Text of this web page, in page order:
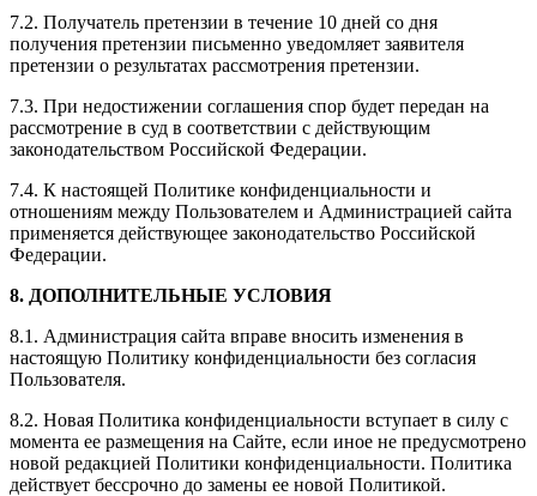
7.2. Получатель претензии в течение 10 дней со дня
получения претензии письменно уведомляет заявителя
претензии о результатах рассмотрения претензии.
7.3. При недостижении соглашения спор будет передан на
рассмотрение в суд в соответствии с действующим
законодательством Российской Федерации.
7.4. К настоящей Политике конфиденциальности и
отношениям между Пользователем и Администрацией сайта
применяется действующее законодательство Российской
Федерации.
8. ДОПОЛНИТЕЛЬНЫЕ УСЛОВИЯ
8.1. Администрация сайта вправе вносить изменения в
настоящую Политику конфиденциальности без согласия
Пользователя.
8.2. Новая Политика конфиденциальности вступает в силу с
момента ее размещения на Сайте, если иное не предусмотрено
новой редакцией Политики конфиденциальности. Политика
действует бессрочно до замены ее новой Политикой.